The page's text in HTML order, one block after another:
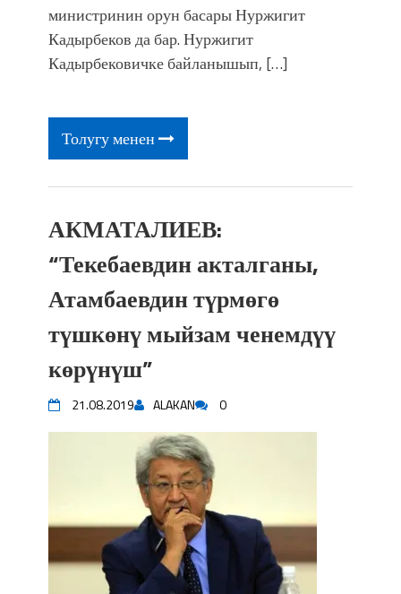
министринин орун басары Нуржигит
Кадырбеков да бар. Нуржигит
Кадырбековичке байланышып, […]
Толугу менен
АКМАТАЛИЕВ:
“Текебаевдин акталганы,
Атамбаевдин түрмөгө
түшкөнү мыйзам ченемдүү
көрүнүш”
21.08.2019 ALAKAN 0